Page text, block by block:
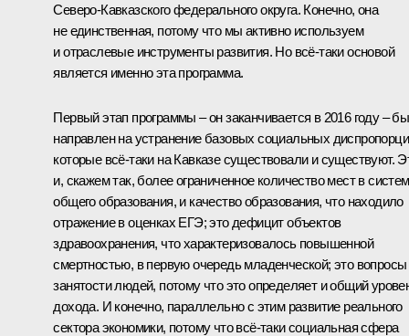
Северо-Кавказского федерального округа. Конечно, она
не единственная, потому что мы активно используем
и отраслевые инструменты развития. Но всё‑таки основой
является именно эта программа.
Первый этап программы – он заканчивается в 2016 году –
направлен на устранение базовых социальных
которые всё‑таки на Кавказе существовали и существуют.
и, скажем так, более ограниченное количество мест в
общего образования, и качество образования, что находило
отражение в оценках ЕГЭ; это дефицит объектов
здравоохранения, что характеризовалось повышенной
смертностью, в первую очередь младенческой; это вопросы
занятости людей, потому что это определяет и общий
дохода. И конечно, параллельно с этим развитие реального
сектора экономики, потому что всё‑таки социальная сфера